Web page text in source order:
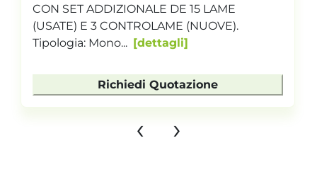
CON SET ADDIZIONALE DE 15 LAME
(USATE) E 3 CONTROLAME (NUOVE).
Tipologia: Mono...
dettagli
Richiedi Quotazione
‹ ›